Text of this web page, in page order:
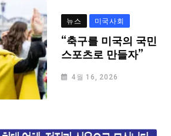
뉴스 미국사회
“축구를 미국의 국민
스포츠로 만들자”
4월 16, 2026